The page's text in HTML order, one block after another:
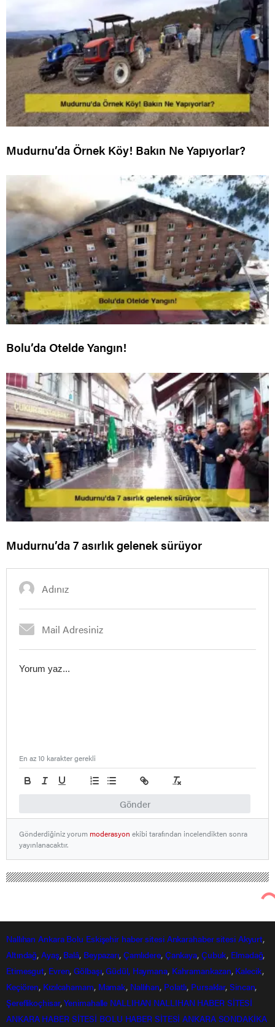
Mudurnu’da Örnek Köy! Bakın Ne Yapıyorlar?
Bolu’da Otelde Yangın!
Mudurnu’da 7 asırlık gelenek sürüyor
Gönder
En az 10 karakter gerekli
Gönderdiğiniz yorummoderasyon ekibi tarafından incelendikten sonra
yayınlanacaktır.